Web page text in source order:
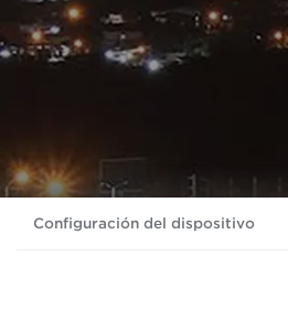
Configuración del dispositivo